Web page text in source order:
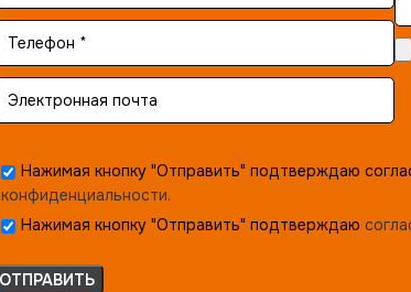
Нажимая кнопку "Отправить" подтверждаю
конфиденциальности.
Нажимая кнопку "Отправить" подтверждаю